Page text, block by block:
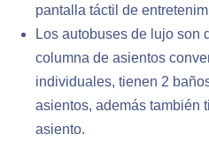
pantalla táctil de
Los autobuses de lujo son
columna de asientos
individuales, tienen 2
asientos, además también
asiento.